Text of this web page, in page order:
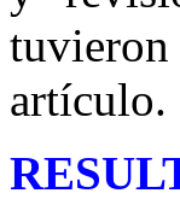
artículo.